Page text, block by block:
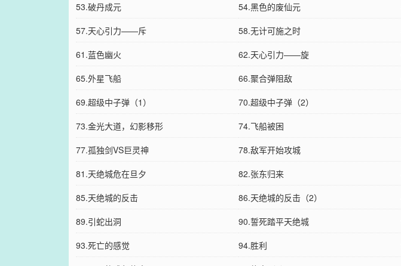
53.破丹成元
54.黑色的废仙元
57.天心引力——斥
58.无计可施之时
61.蓝色幽火
62.天心引力——旋
65.外星飞船
66.聚合弹阻敌
69.超级中子弹（1）
70.超级中子弹（2）
73.金光大道，幻影移形
74.飞船被困
77.孤独剑VS巨灵神
78.敌军开始攻城
81.天绝城危在旦夕
82.张东归来
85.天绝城的反击
86.天绝城的反击（2）
89.引蛇出洞
90.誓死踏平天绝城
93.死亡的感觉
94.胜利